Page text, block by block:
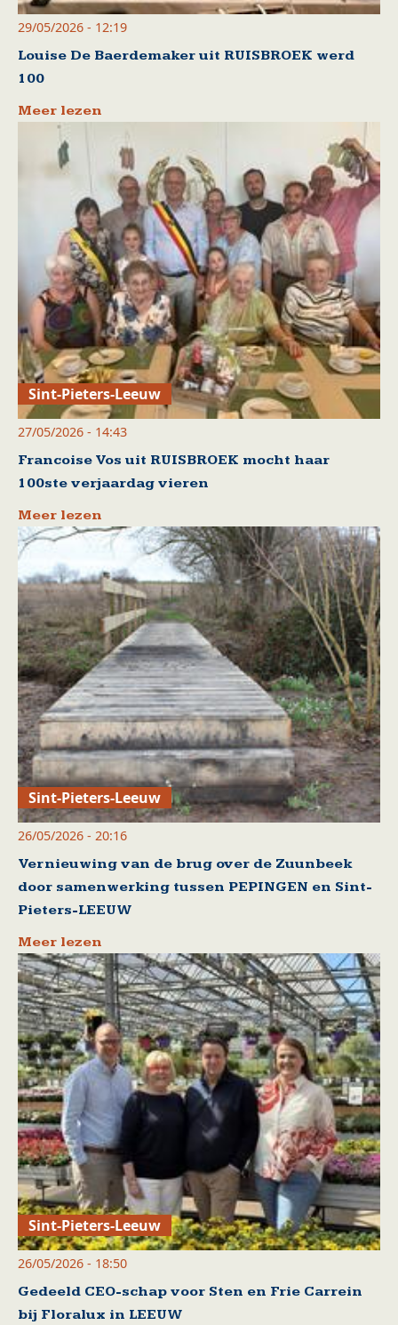
29/05/2026 - 12:19
Louise De Baerdemaker uit RUISBROEK werd
100
Meer lezen
Sint-Pieters-Leeuw
27/05/2026 - 14:43
Francoise Vos uit RUISBROEK mocht haar
100ste verjaardag vieren
Meer lezen
Sint-Pieters-Leeuw
26/05/2026 - 20:16
Vernieuwing van de brug over de Zuunbeek
door samenwerking tussen PEPINGEN en Sint-
Pieters-LEEUW
Meer lezen
Sint-Pieters-Leeuw
26/05/2026 - 18:50
Gedeeld CEO-schap voor Sten en Frie Carrein
bij Floralux in LEEUW